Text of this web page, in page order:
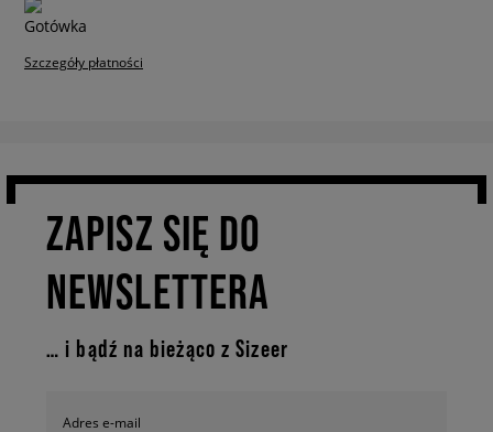
Szczegóły płatności
ZAPISZ SIĘ DO
NEWSLETTERA
… i bądź na bieżąco z Sizeer
Adres e-mail